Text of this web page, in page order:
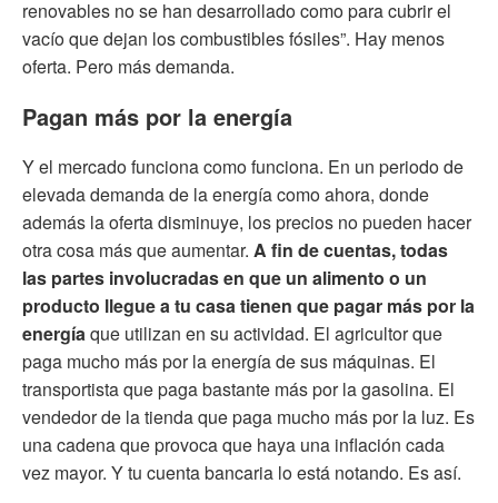
renovables no se han desarrollado como para cubrir el
vacío que dejan los combustibles fósiles”. Hay menos
oferta. Pero más demanda.
Pagan más por la energía
Y el mercado funciona como funciona. En un periodo de
elevada demanda de la energía como ahora, donde
además la oferta disminuye, los precios no pueden hacer
otra cosa más que aumentar. A fin de cuentas, todas
las partes involucradas en que un alimento o un
producto llegue a tu casa tienen que pagar más por la
energíaque utilizan en su actividad. El agricultor que
paga mucho más por la energía de sus máquinas. El
transportista que paga bastante más por la gasolina. El
vendedor de la tienda que paga mucho más por la luz. Es
una cadena que provoca que haya una inflación cada
vez mayor. Y tu cuenta bancaria lo está notando. Es así.